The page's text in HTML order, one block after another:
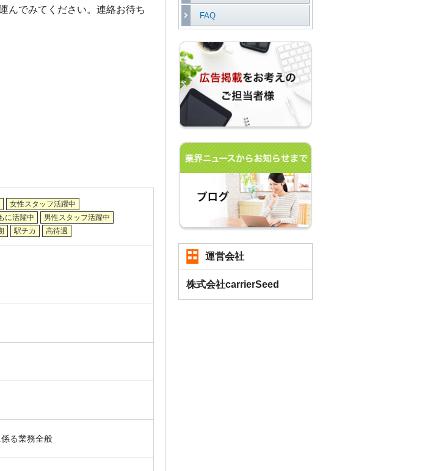
んでみてください。連絡お待ち
女性スタッフ活躍中
に活躍中
男性スタッフ活躍中
駅チカ 高待遇
る業務全般
FAQ
運営会社
株式会社carrierSeed